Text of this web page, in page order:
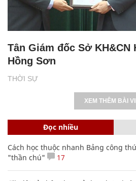
THỜI SỰ
Tân Giám đốc Sở KH&CN
Hồng Sơn
XEM THÊM BÀI
Đọc nhiều
Cách học thuộc nhanh Bảng công
"thần chú"
17